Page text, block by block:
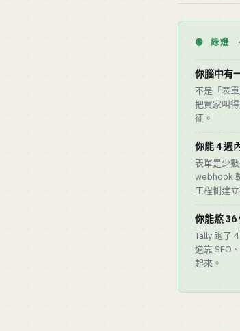
🟢 綠燈
你腦中有
不是「表
把買家叫
征。
你能 4 週
表單是少
webhook
工程側建
你能熬 36
Tally 跑了
道靠 SEO
起來。